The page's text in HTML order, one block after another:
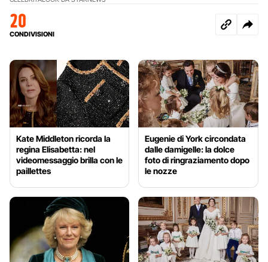
20
CONDIVISIONI
Kate Middleton ricorda la
regina Elisabetta: nel
videomessaggio brilla con le
paillettes
Eugenie di York circondata
dalle damigelle: la dolce
foto di ringraziamento dopo
le nozze